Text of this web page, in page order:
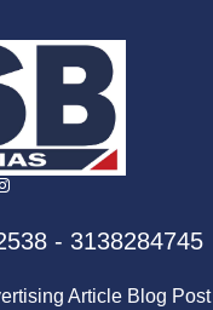
- 3138284745
Article Blog Post